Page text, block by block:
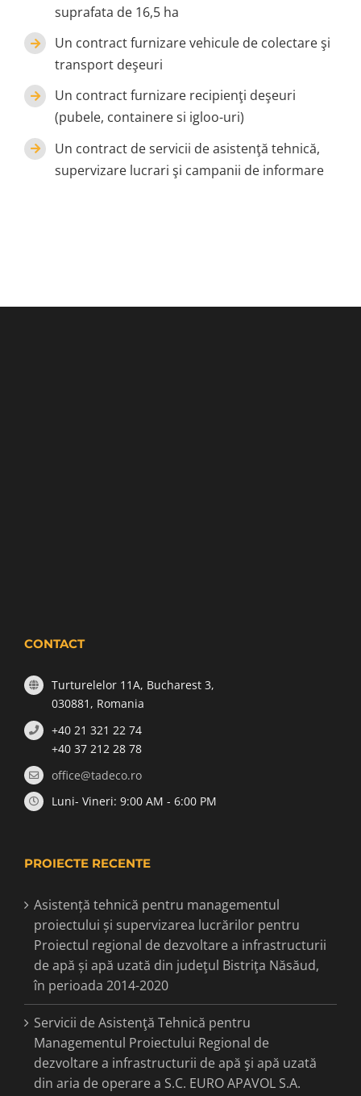
suprafata de 16,5 ha
Un contract furnizare vehicule de colectare şi
transport deşeuri
Un contract furnizare recipienţi deşeuri
(pubele, containere si igloo-uri)
Un contract de servicii de asistenţă tehnică,
supervizare lucrari şi campanii de informare
CONTACT
Turturelelor 11A, Bucharest 3,
030881, Romania
+40 21 321 22 74
+40 37 212 28 78
office@tadeco.ro
Luni- Vineri: 9:00 AM - 6:00 PM
PROIECTE RECENTE
Asistență tehnică pentru managementul
proiectului și supervizarea lucrărilor pentru
Proiectul regional de dezvoltare a infrastructurii
de apă și apă uzată din judeţul Bistriţa Năsăud,
în perioada 2014-2020
Servicii de Asistenţă Tehnică pentru
Managementul Proiectului Regional de
dezvoltare a infrastructurii de apă şi apă uzată
din aria de operare a S.C. EURO APAVOL S.A.